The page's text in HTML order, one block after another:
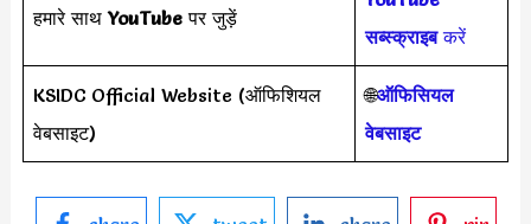
हमारे साथYouTubeपर जुड़ें
सब्स्क्राइबकरें
KSIDC Official Website (ऑफिशियल
वेबसाइट)
🌐ऑफिसियल
वेबसाइट